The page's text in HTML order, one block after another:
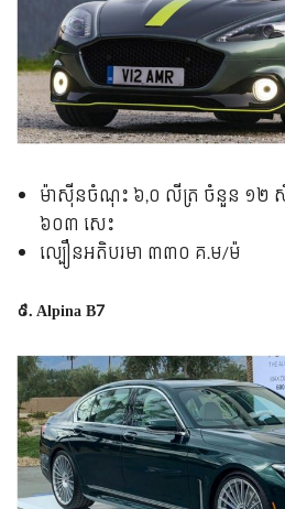
ម៉ាស៊ីន​ចំណុះ ៦,០ លីត្រ ចំនួន ១២
៦០៣ សេះ
ល្បឿន​អតិបរមា ៣៣០ គ.ម/ម៉
៩. Alpina B7